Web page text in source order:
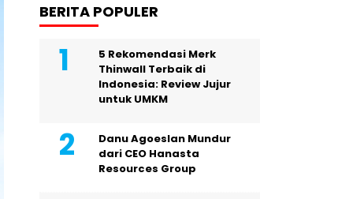
BERITA POPULER
5 Rekomendasi Merk
Thinwall Terbaik di
Indonesia: Review Jujur
untuk UMKM
Danu Agoeslan Mundur
dari CEO Hanasta
Resources Group